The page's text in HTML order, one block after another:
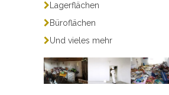
Lagerflächen
Büroflächen
Und vieles mehr